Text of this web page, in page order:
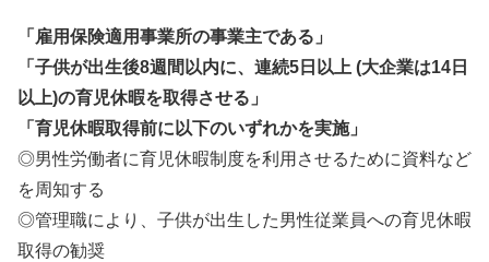
「雇用保険適用事業所の事業主である」
「子供が出生後8週間以内に、連続5日以上 (大企業は14日
以上)の育児休暇を取得させる」
「育児休暇取得前に以下のいずれかを実施」
◎男性労働者に育児休暇制度を利用させるために資料など
を周知する
◎管理職により、子供が出生した男性従業員への育児休暇
取得の勧奨